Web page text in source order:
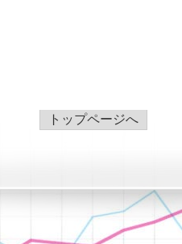
トップページへ